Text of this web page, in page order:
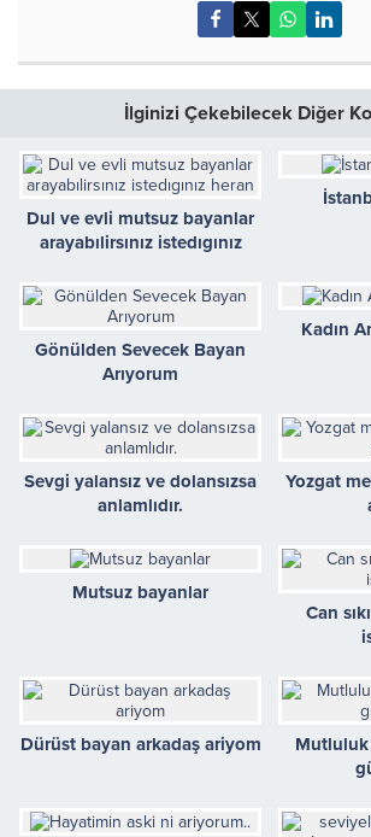
İlginizi Çekebilecek Diğer
Dul ve evli mutsuz bayanlar
arayabılirsınız istedıgınız
Gönülden Sevecek Bayan
Arıyorum
Kadın
Sevgi yalansız ve dolansızsa
anlamlıdır.
Yozgat
Mutsuz bayanlar
Can
Dürüst bayan arkadaş ariyom